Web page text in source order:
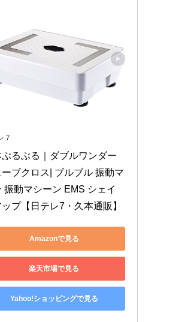
７
ぶるぶる｜ダブルワンダー
ーブクロス| ブルブル 振動マ
振動マシーン EMS シェイ
プ【日テレ7・久本通販】
Amazonで見る
楽天市場で見る
Yahoo!ショッピングで見る